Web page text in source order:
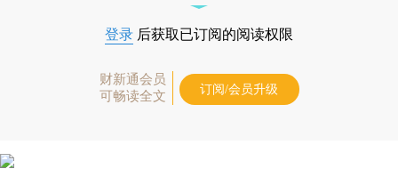
登录 后获取已订阅的阅读权限
财新通会员
可畅读全文
订阅/会员升级